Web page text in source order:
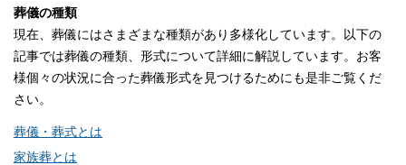
葬儀の種類
現在、葬儀にはさまざまな種類があり多様化しています。以下の
記事では葬儀の種類、形式について詳細に解説しています。お客
様個々の状況に合った葬儀形式を見つけるためにも是非ご覧くだ
さい。
葬儀・葬式とは
家族葬とは